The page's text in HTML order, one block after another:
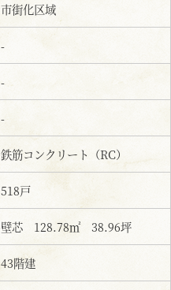
市街化区域
-
-
-
鉄筋コンクリート（RC）
518戸
壁芯 128.78㎡ 38.96坪
43階建